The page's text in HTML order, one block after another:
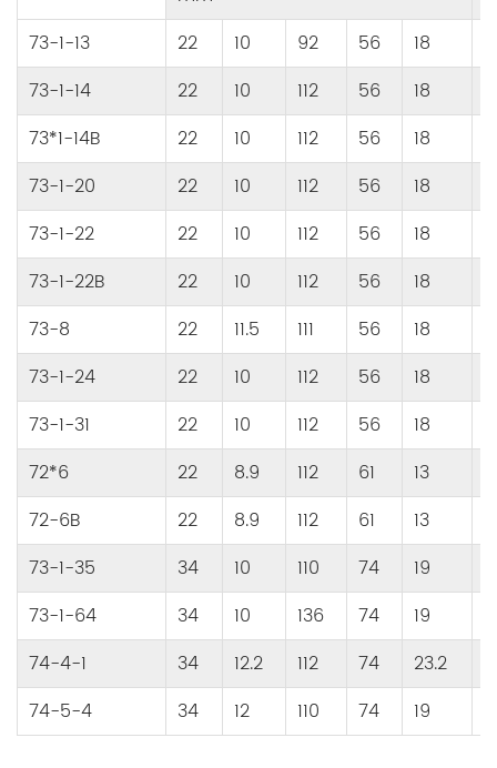
73-1-13
22 10 92 56 18
73-1-14
22 10 112 56 18
73*1-14B
22 10 112 56 18
73-1-20
22 10 112 56 18
73-1-22
22 10 112 56 18
73-1-22B
22 10 112 56 18
73-8
22 11.5 111 56 18
73-1-24
22 10 112 56 18
73-1-31
22 10 112 56 18
72*6
22 8.9 112 61 13
72-6B
22 8.9 112 61 13
73-1-35
34 10 110 74 19
73-1-64
34 10 136 74 19
74-4-1
34 12.2 112 74 23.2
74-5-4
34 12 110 74 19